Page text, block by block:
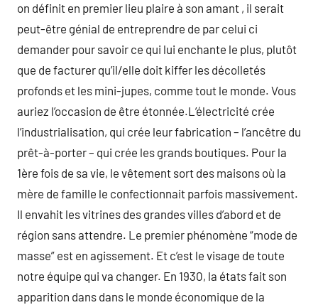
on définit en premier lieu plaire à son amant , il serait
peut-être génial de entreprendre de par celui ci
demander pour savoir ce qui lui enchante le plus, plutôt
que de facturer qu’il/elle doit kiffer les décolletés
profonds et les mini-jupes, comme tout le monde. Vous
auriez l’occasion de être étonnée.L’électricité crée
l’industrialisation, qui crée leur fabrication – l’ancêtre du
prêt-à-porter – qui crée les grands boutiques. Pour la
1ère fois de sa vie, le vêtement sort des maisons où la
mère de famille le confectionnait parfois massivement.
Il envahit les vitrines des grandes villes d’abord et de
région sans attendre. Le premier phénomène “mode de
masse” est en agissement. Et c’est le visage de toute
notre équipe qui va changer. En 1930, la états fait son
apparition dans dans le monde économique de la